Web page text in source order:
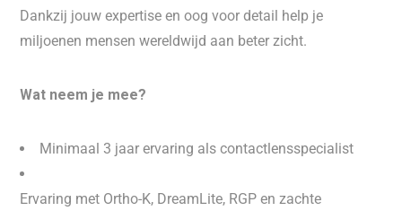
Dankzij jouw expertise en oog voor detail help je
miljoenen mensen wereldwijd aan beter zicht.
Wat neem je mee?
Minimaal 3 jaar ervaring als contactlensspecialist
Ervaring met Ortho-K, DreamLite, RGP en zachte